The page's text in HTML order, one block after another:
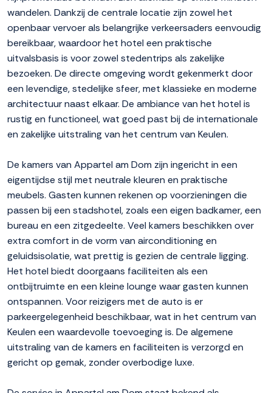
wandelen. Dankzij de centrale locatie zijn zowel het
openbaar vervoer als belangrijke verkeersaders eenvoudig
bereikbaar, waardoor het hotel een praktische
uitvalsbasis is voor zowel stedentrips als zakelijke
bezoeken. De directe omgeving wordt gekenmerkt door
een levendige, stedelijke sfeer, met klassieke en moderne
architectuur naast elkaar. De ambiance van het hotel is
rustig en functioneel, wat goed past bij de internationale
en zakelijke uitstraling van het centrum van Keulen.
De kamers van Appartel am Dom zijn ingericht in een
eigentijdse stijl met neutrale kleuren en praktische
meubels. Gasten kunnen rekenen op voorzieningen die
passen bij een stadshotel, zoals een eigen badkamer, een
bureau en een zitgedeelte. Veel kamers beschikken over
extra comfort in de vorm van airconditioning en
geluidsisolatie, wat prettig is gezien de centrale ligging.
Het hotel biedt doorgaans faciliteiten als een
ontbijtruimte en een kleine lounge waar gasten kunnen
ontspannen. Voor reizigers met de auto is er
parkeergelegenheid beschikbaar, wat in het centrum van
Keulen een waardevolle toevoeging is. De algemene
uitstraling van de kamers en faciliteiten is verzorgd en
gericht op gemak, zonder overbodige luxe.